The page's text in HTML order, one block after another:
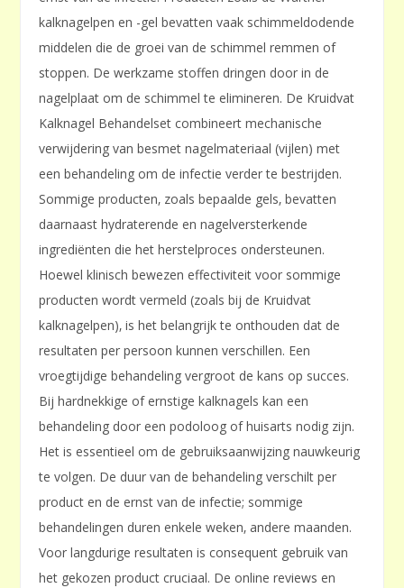
kalknagelpen en -gel bevatten vaak schimmeldodende
middelen die de groei van de schimmel remmen of
stoppen. De werkzame stoffen dringen door in de
nagelplaat om de schimmel te elimineren. De Kruidvat
Kalknagel Behandelset combineert mechanische
verwijdering van besmet nagelmateriaal (vijlen) met
een behandeling om de infectie verder te bestrijden.
Sommige producten‚ zoals bepaalde gels‚ bevatten
daarnaast hydraterende en nagelversterkende
ingrediënten die het herstelproces ondersteunen.
Hoewel klinisch bewezen effectiviteit voor sommige
producten wordt vermeld (zoals bij de Kruidvat
kalknagelpen)‚ is het belangrijk te onthouden dat de
resultaten per persoon kunnen verschillen. Een
vroegtijdige behandeling vergroot de kans op succes.
Bij hardnekkige of ernstige kalknagels kan een
behandeling door een podoloog of huisarts nodig zijn.
Het is essentieel om de gebruiksaanwijzing nauwkeurig
te volgen. De duur van de behandeling verschilt per
product en de ernst van de infectie; sommige
behandelingen duren enkele weken‚ andere maanden.
Voor langdurige resultaten is consequent gebruik van
het gekozen product cruciaal. De online reviews en